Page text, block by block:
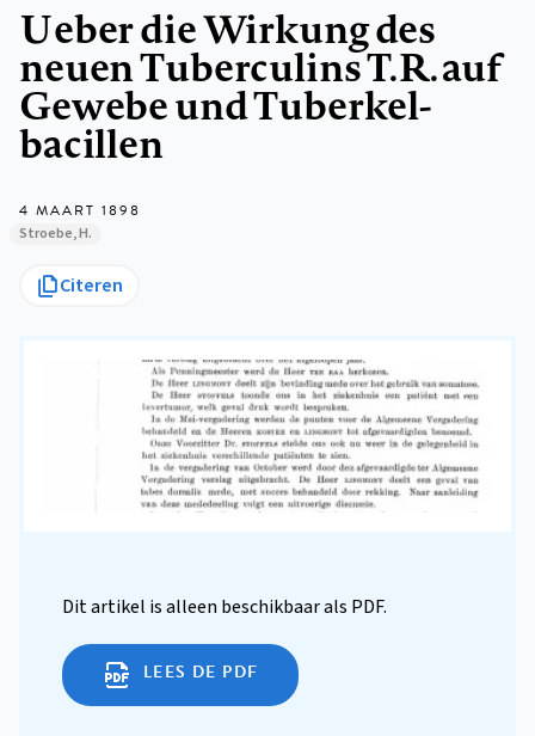
Ueber die Wirkung des
neuen Tuberculins T.R. auf
Gewebe und Tuberkel-
bacillen
4 MAART 1898
Stroebe, H.
Citeren
Dit artikel is alleen beschikbaar als PDF.
LEES DE PDF